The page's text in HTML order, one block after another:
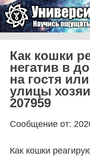
Как кошки
негатив в
на гостя
улицы
207959
Сообщение от:
Как кошки